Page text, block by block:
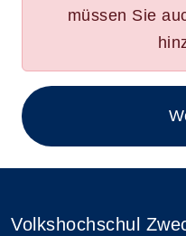
müssen Sie
Volkshochschul